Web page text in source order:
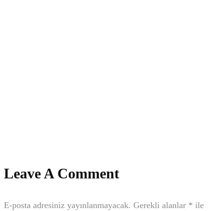
Leave A Comment
E-posta adresiniz yayınlanmayacak. Gerekli alanlar * ile